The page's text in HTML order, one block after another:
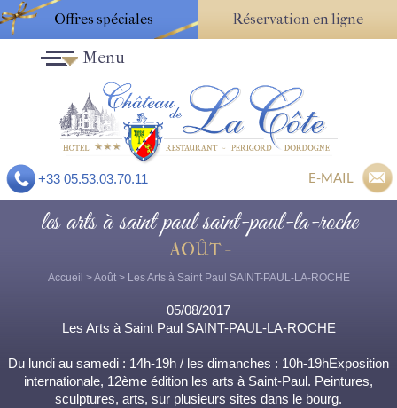
Offres spéciales Réservation en ligne
+33 05.53.03.70.11 E-MAIL
Menu
les arts à saint paul saint-paul-la-roche
AOÛT -
Accueil >Août> Les Arts à Saint Paul SAINT-PAUL-LA-ROCHE
05/08/2017
Les Arts à Saint Paul SAINT-PAUL-LA-ROCHE
Du lundi au samedi : 14h-19h / les dimanches : 10h-19hExposition
internationale, 12ème édition les arts à Saint-Paul. Peintures,
sculptures, arts, sur plusieurs sites dans le bourg.